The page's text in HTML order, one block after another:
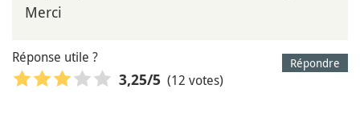
Merci
Répondre
Réponse utile ?
3,25/5 (12 votes)